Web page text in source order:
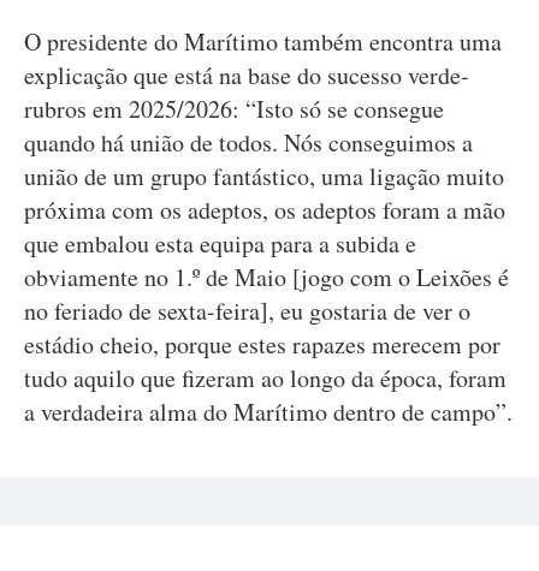
O presidente do Marítimo também encontra uma
explicação que está na base do sucesso verde-
rubros em 2025/2026: “Isto só se consegue
quando há união de todos. Nós conseguimos a
união de um grupo fantástico, uma ligação muito
próxima com os adeptos, os adeptos foram a mão
que embalou esta equipa para a subida e
obviamente no 1.º de Maio [jogo com o Leixões é
no feriado de sexta-feira], eu gostaria de ver o
estádio cheio, porque estes rapazes merecem por
tudo aquilo que fizeram ao longo da época, foram
a verdadeira alma do Marítimo dentro de campo”.